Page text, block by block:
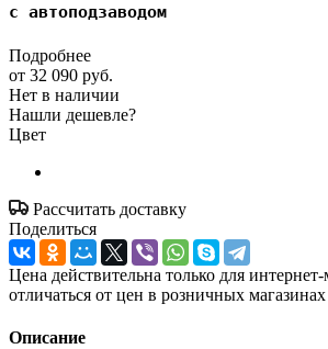
с автоподзаводом
Подробнее
от 32 090 руб.
Нет в наличии
Нашли дешевле?
Цвет
Рассчитать доставку
Поделиться
Цена действительна только для
отличаться от цен в розничных магазинах
Описание